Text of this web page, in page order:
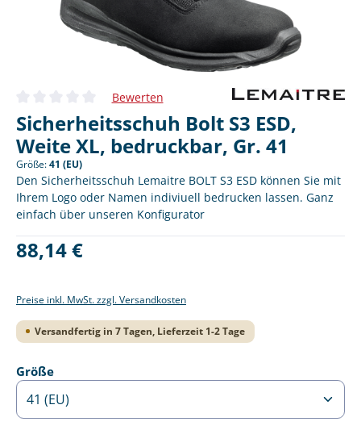
Durchschnittliche Bewertung von 0 von 5 Sternen
Bewerten
Sicherheitsschuh Bolt S3 ESD,
Weite XL, bedruckbar, Gr. 41
Größe:41 (EU)
Den Sicherheitsschuh Lemaitre BOLT S3 ESD können Sie mit
Ihrem Logo oder Namen indiviuell bedrucken lassen. Ganz
einfach über unseren Konfigurator
Regulärer Preis:
88,14 €
Preise inkl. MwSt. zzgl. Versandkosten
Versandfertig in 7 Tagen, Lieferzeit 1-2 Tage
Größeauswählen